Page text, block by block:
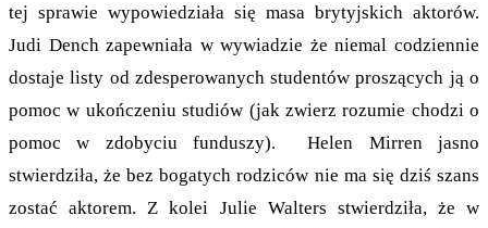
tej sprawie wypowiedziała się masa brytyjskich aktorów.
Judi Dench zapewniała w wywiadzie że niemal codziennie
dostaje listy od zdesperowanych studentów proszących ją o
pomoc w ukończeniu studiów (jak zwierz rozumie chodzi o
pomoc w zdobyciu funduszy). Helen Mirren jasno
stwierdziła, że bez bogatych rodziców nie ma się dziś szans
zostać aktorem. Z kolei Julie Walters stwierdziła, że w